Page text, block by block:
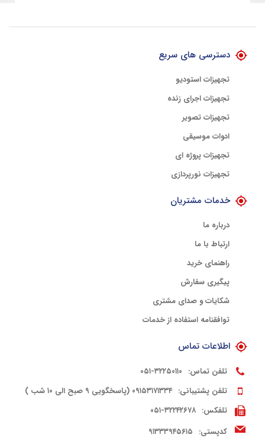
دسترسی های سریع
تجهیزات استودیو
تجهیزات اجرای زنده
تجهیزات تصویر
ادوات موسیقی
تجهیزات پروژه ای
تجهیزات نورپردازی
خدمات مشتریان
درباره ما
ارتباط با ما
راهنمای خرید
پیگیری سفارش
شکایات و صدای مشتری
توافقنامه استفاده از خدمات
اطلاعات تماس
تلفن تماس: ۳۲۲۵۰۱۱۰-۰۵۱
تلفن پشتیبانی: ۰۹۱۵۳۱۷۱۳۳۴ (پاسخگویی ۹ صبح الی ۱۰ شب )
تلفکس: ۳۲۲۴۲۶۷۸-۰۵۱
کدپستی: ۹۱۳۳۳۹۴۵۶۱۵